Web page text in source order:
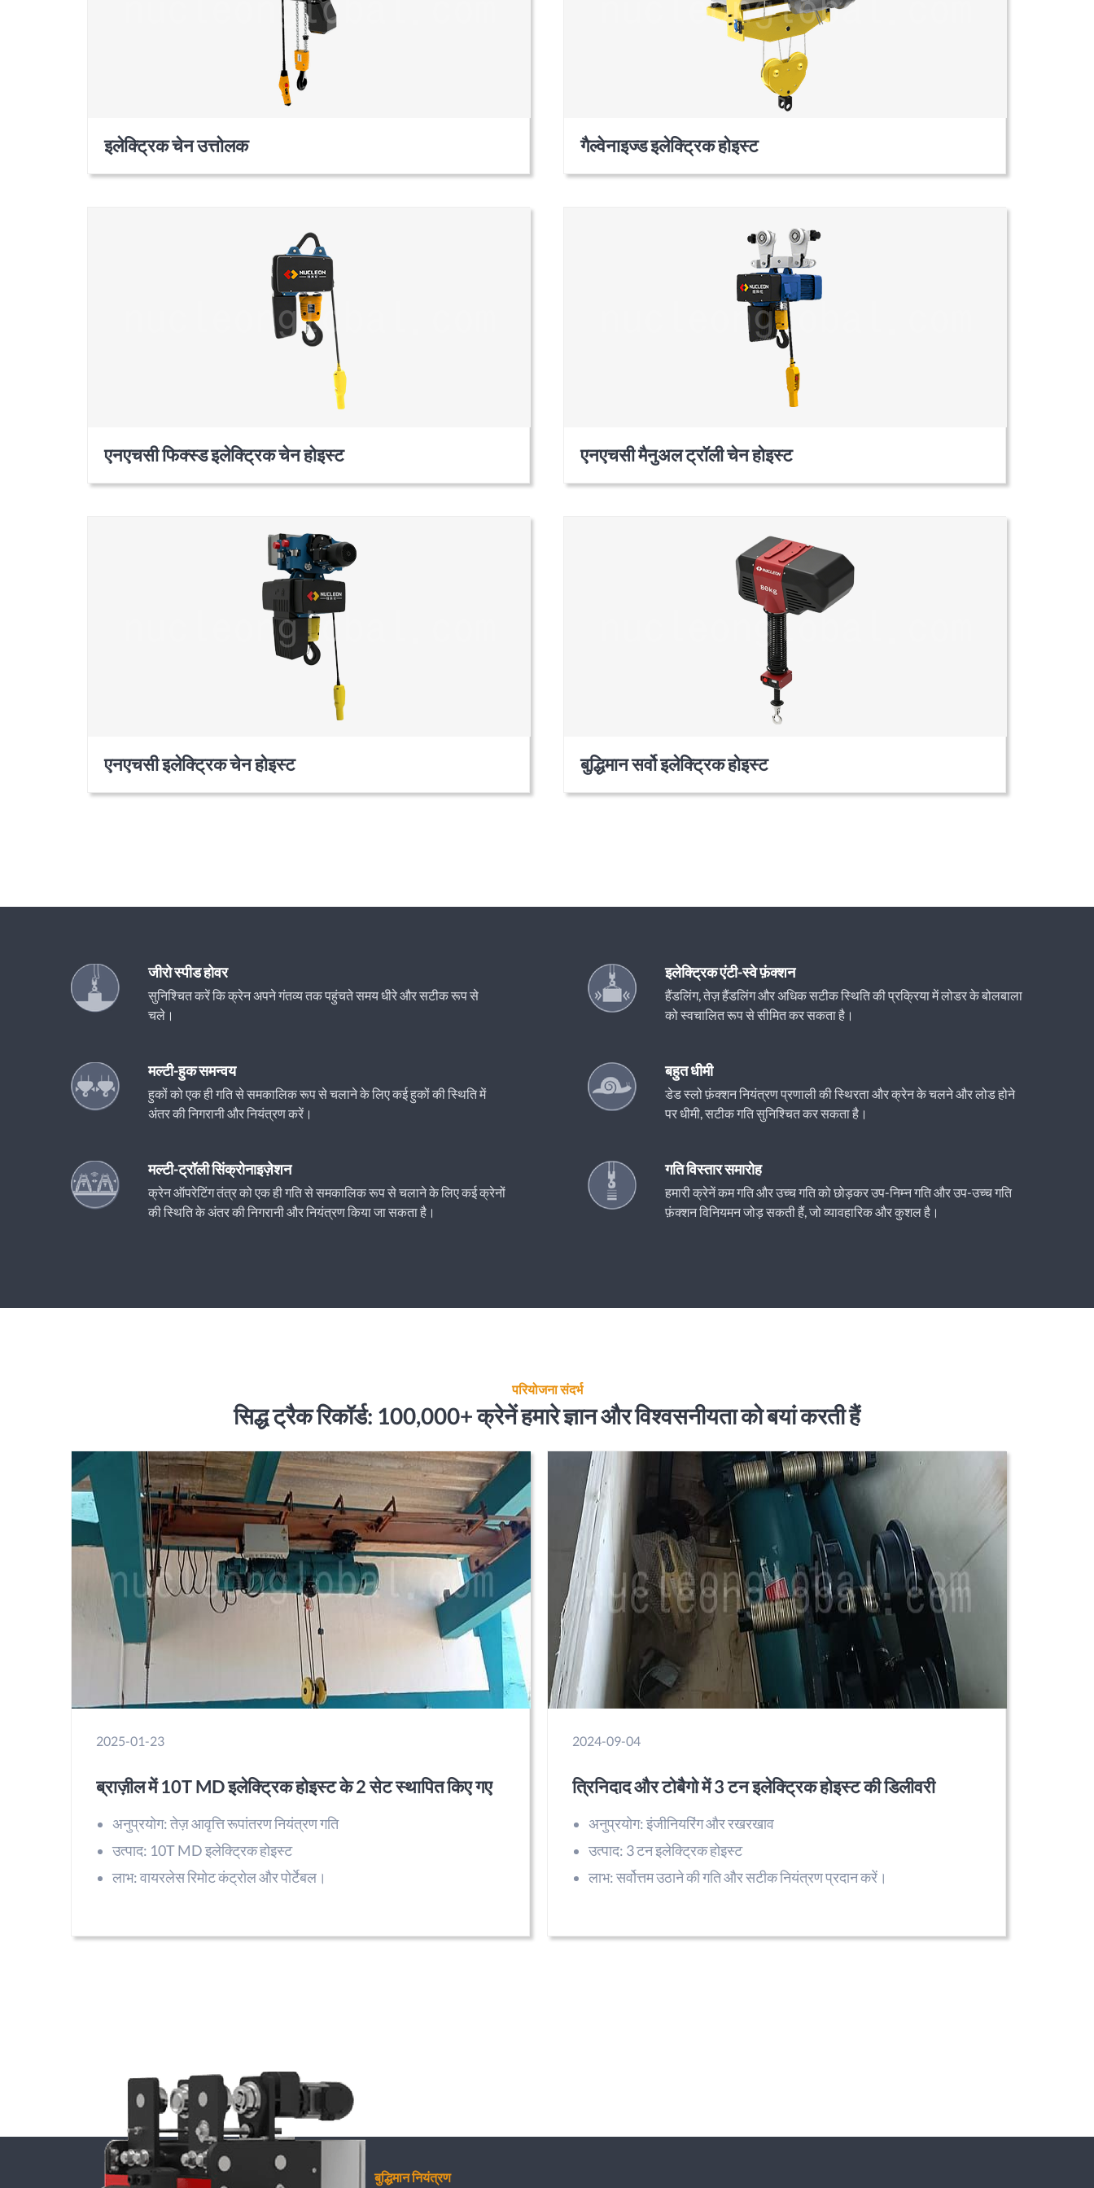
इलेक्ट्रिक चेन उत्तोलक गैल्वेनाइज्ड इलेक्ट्रिक होइस्ट
एनएचसी फिक्स्ड इलेक्ट्रिक चेन होइस्ट एनएचसी मैनुअल ट्रॉली चेन होइस्ट
एनएचसी इलेक्ट्रिक चेन होइस्ट बुद्धिमान सर्वो इलेक्ट्रिक होइस्ट
जीरो स्पीड होवर
सुनिश्चित करें कि क्रेन अपने गंतव्य तक पहुंचते समय धीरे और सटीक रूप से
चले।
इलेक्ट्रिक एंटी-स्वे फ़ंक्शन
हैंडलिंग, तेज़ हैंडलिंग और अधिक सटीक स्थिति की प्रक्रिया में लोडर के बोलबाला
को स्वचालित रूप से सीमित कर सकता है।
मल्टी-हुक समन्वय
हुकों को एक ही गति से समकालिक रूप से चलाने के लिए कई हुकों की स्थिति में
अंतर की निगरानी और नियंत्रण करें।
बहुत धीमी
डेड स्लो फ़ंक्शन नियंत्रण प्रणाली की स्थिरता और क्रेन के चलने और लोड होने
पर धीमी, सटीक गति सुनिश्चित कर सकता है।
मल्टी-ट्रॉली सिंक्रोनाइज़ेशन
क्रेन ऑपरेटिंग तंत्र को एक ही गति से समकालिक रूप से चलाने के लिए कई क्रेनों
की स्थिति के अंतर की निगरानी और नियंत्रण किया जा सकता है।
गति विस्तार समारोह
हमारी क्रेनें कम गति और उच्च गति को छोड़कर उप-निम्न गति और उप-उच्च गति
फ़ंक्शन विनियमन जोड़ सकती हैं, जो व्यावहारिक और कुशल है।
परियोजना संदर्भ
सिद्ध ट्रैक रिकॉर्ड: 100,000+ क्रेनें हमारे ज्ञान और विश्वसनीयता को बयां करती हैं
2025-01-23
ब्राज़ील में 10T MD इलेक्ट्रिक होइस्ट के 2 सेट स्थापित किए गए
अनुप्रयोग: तेज़ आवृत्ति रूपांतरण नियंत्रण गति
उत्पाद: 10T MD इलेक्ट्रिक होइस्ट
लाभ: वायरलेस रिमोट कंट्रोल और पोर्टेबल।
2024-09-04
त्रिनिदाद और टोबैगो में 3 टन इलेक्ट्रिक होइस्ट की डिलीवरी
अनुप्रयोग: इंजीनियरिंग और रखरखाव
उत्पाद: 3 टन इलेक्ट्रिक होइस्ट
लाभ: सर्वोत्तम उठाने की गति और सटीक नियंत्रण प्रदान करें।
बुद्धिमान नियंत्रण